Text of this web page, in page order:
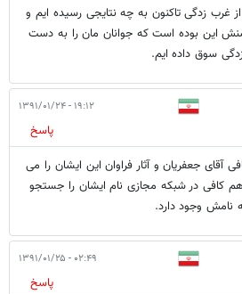
غرب زدگی تاکنون به چه نتایجی رسیده ایم و
این بوده است که جوانان مان را به دست
سوق داده ایم.
۱۹:۱۲ - ۱۳۹۱/۰۱/۲۴
پاسخ
آقای جعفریان و آثار فراوان این ایشان را می
کافی در شبکه مجازی نام ایشان را جستجو
نامش وجود دارد.
۰۲:۴۹ - ۱۳۹۱/۰۱/۲۵
پاسخ